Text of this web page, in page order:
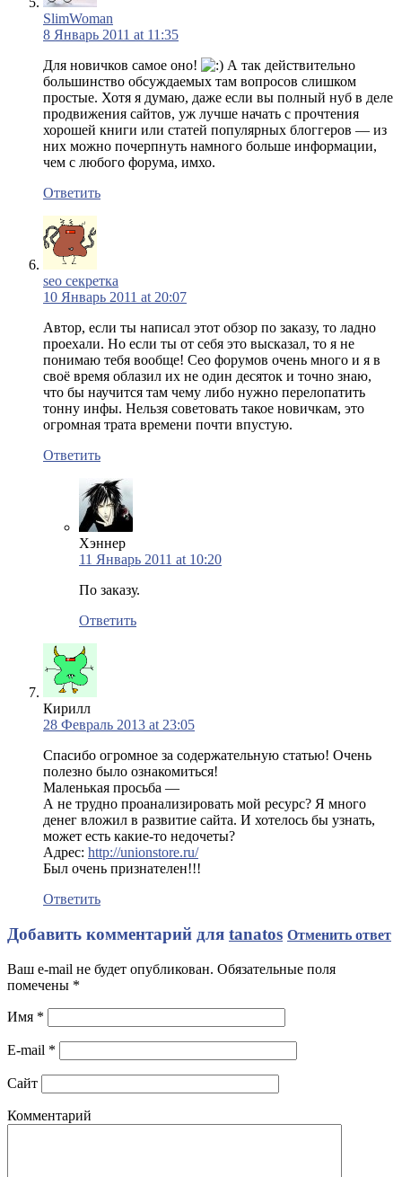
SlimWoman
8 Январь 2011 at 11:35
Для новичков самое оно!
А так действительно
большинство обсуждаемых там вопросов слишком
простые. Хотя я думаю, даже если вы полный нуб в деле
продвижения сайтов, уж лучше начать с прочтения
хорошей книги или статей популярных блоггеров — из
них можно почерпнуть намного больше информации,
чем с любого форума, имхо.
Ответить
seo секретка
10 Январь 2011 at 20:07
Автор, если ты написал этот обзор по заказу, то ладно
проехали. Но если ты от себя это высказал, то я не
понимаю тебя вообще! Сео форумов очень много и я в
своё время облазил их не один десяток и точно знаю,
что бы научится там чему либо нужно перелопатить
тонну инфы. Нельзя советовать такое новичкам, это
огромная трата времени почти впустую.
Ответить
Хэннер
11 Январь 2011 at 10:20
По заказу.
Ответить
Кирилл
28 Февраль 2013 at 23:05
Спасибо огромное за содержательную статью! Очень
полезно было ознакомиться!
Маленькая просьба —
А не трудно проанализировать мой ресурс? Я много
денег вложил в развитие сайта. И хотелось бы узнать,
может есть какие-то недочеты?
Адрес: http://unionstore.ru/
Был очень признателен!!!
Ответить
Добавить комментарий для tanatos Отменить ответ
Ваш e-mail не будет опубликован. Обязательные поля
помечены *
Имя *
E-mail *
Сайт
Комментарий